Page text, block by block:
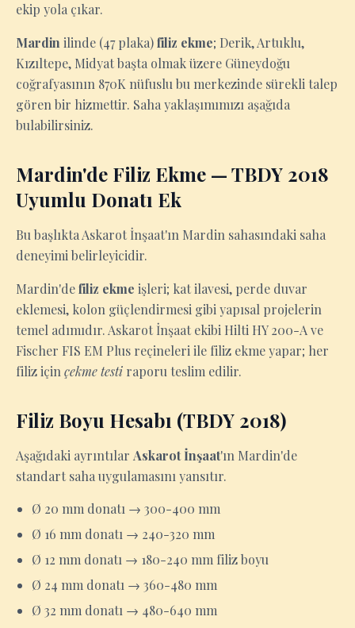
ekip yola çıkar.
Mardin ilinde (47 plaka)filiz ekme; Derik, Artuklu,
Kızıltepe, Midyat başta olmak üzere Güneydoğu
coğrafyasının 870K nüfuslu bu merkezinde sürekli talep
gören bir hizmettir. Saha yaklaşımımızı aşağıda
bulabilirsiniz.
Mardin'de Filiz Ekme — TBDY 2018
Uyumlu Donatı Ek
Bu başlıkta Askarot İnşaat'ın Mardin sahasındaki saha
deneyimi belirleyicidir.
Mardin'defiliz ekme işleri; kat ilavesi, perde duvar
eklemesi, kolon güçlendirmesi gibi yapısal projelerin
temel adımıdır. Askarot İnşaat ekibi Hilti HY 200-A ve
Fischer FIS EM Plus reçineleri ile filiz ekme yapar; her
filiz için çekme testi raporu teslim edilir.
Filiz Boyu Hesabı (TBDY 2018)
Aşağıdaki ayrıntılar Askarot İnşaat'ın Mardin'de
standart saha uygulamasını yansıtır.
Ø 20 mm donatı → 300-400 mm
Ø 16 mm donatı → 240-320 mm
Ø 12 mm donatı → 180-240 mm filiz boyu
Ø 24 mm donatı → 360-480 mm
Ø 32 mm donatı → 480-640 mm